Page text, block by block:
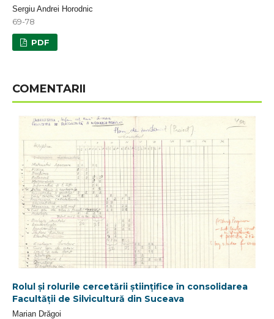
Sergiu Andrei Horodnic
69-78
PDF
COMENTARII
Rolul și rolurile cercetării științifice în consolidarea
Facultății de Silvicultură din Suceava
Marian Drăgoi